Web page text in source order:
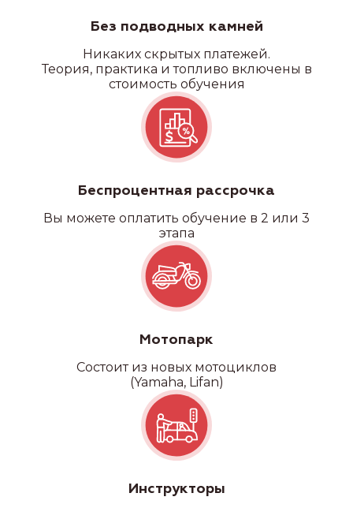
Без подводных камней
Никаких скрытых платежей.
Теория, практика и топливо включены в
стоимость обучения
Беспроцентная рассрочка
Вы можете оплатить обучение в 2 или 3
этапа
Мотопарк
Состоит из новых мотоциклов
(Yamaha, Lifan)
Инструкторы
Категория D